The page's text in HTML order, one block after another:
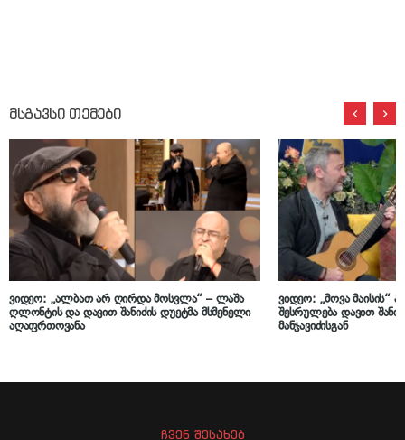
მსგავსი თემები
ვიდეო: „ალბათ არ ღირდა მოსვლა“ – ლაშა
ღლონტის და დავით შანიძის დუეტმა მსმენელი
აღაფრთოვანა
ვიდეო: „მოვა მაისის“
შესრულება დავით
მანჯავიძისგან
ჩვენ შესახებ